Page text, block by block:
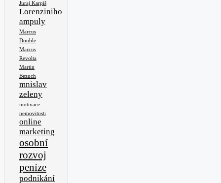
Juraj Karpiš
Lorenziniho
ampuly
Marcus
Double
Marcus
Revolta
Martin
Bezuch
mnislav
zeleny
motivace
nemovitosti
online
marketing
osobní
rozvoj
peníze
podnikání